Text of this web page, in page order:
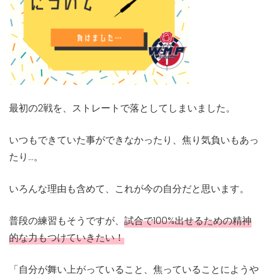
最初の2戦を、ストレートで落としてしまいました。
いつもできていた事ができなかったり、焦り気負いもあっ
たり…。
いろんな理由も含めて、これが今の自分だと思います。
普段の練習もそうですが、 試合で100%出せるための精神
的な力もつけていきたい！
「自分が舞い上がっていること、焦っていることにようや